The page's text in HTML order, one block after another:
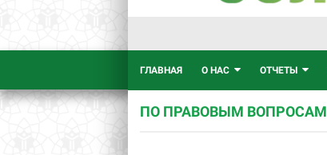
ГЛАВНАЯ О НАС ОТЧЕТЫ
ПО ПРАВОВЫМ ВОПРОСАМ